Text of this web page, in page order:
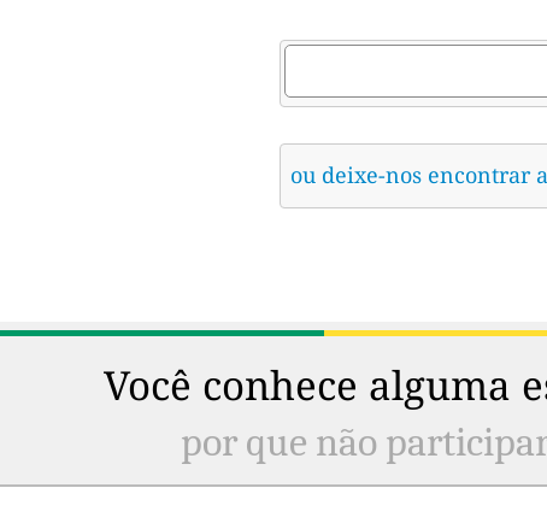
ou deixe-nos encontrar
Você conhece alguma
por que não